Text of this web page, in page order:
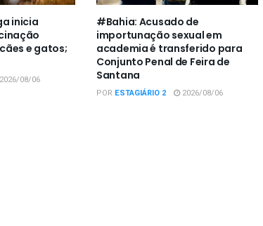
inicia
e gatos;
08/06
#Bahia: Acusado de
importunação sexual em
academia é transferido para
Conjunto Penal de Feira de
Santana
POR ESTAGIÁRIO 2 2026/08/06